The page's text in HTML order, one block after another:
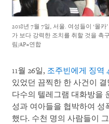
2018년 7월 7일, 서울. 여성들이 ‘몰
가 보다 강력한 조치를 취할 것을 촉
림/AP=연합
11월 26일, 조주빈에게 징역
있었던 끔찍한 한 사건이
다수의 텔레그램 대화방을
성과 여아들을 협박하여 성
했다. 수천 명의 사람들이